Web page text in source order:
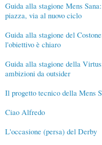
Guida alla stagione Mens
piazza, via al nuovo ciclo
Guida alla stagione del
l'obiettivo è chiaro
Guida alla stagione della
ambizioni da outsider
Il progetto tecnico della Mens
Ciao Alfredo
L'occasione (persa) del Derby